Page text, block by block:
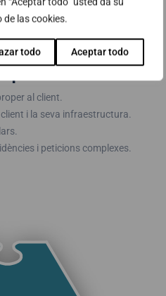
las cookies.
todo Aceptar todo
al client.
i la seva infraestructura.
i peticions complexes.